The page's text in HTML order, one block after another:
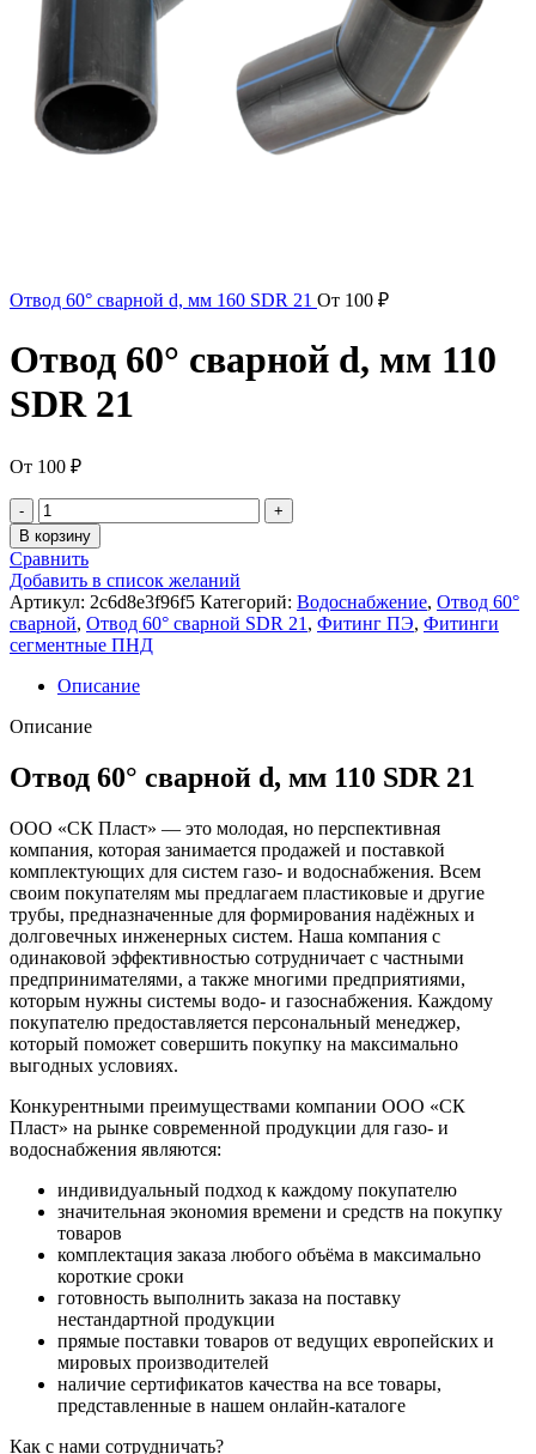
Отвод 60° сварной d, мм 160 SDR 21 От 100 ₽
Отвод 60° сварной d, мм 110
SDR 21
От 100 ₽
Количество
товара
Отвод
60°
сварной
d,
мм
110
SDR
В корзину
Сравнить
Добавить в список желаний
Артикул: 2c6d8e3f96f5 Категорий: Водоснабжение, Отвод 60°
сварной, Отвод 60° сварной SDR 21 , Фитинг ПЭ, Фитинги
сегментные ПНД
Описание
Описание
Отвод 60° сварной d, мм 110 SDR 21
ООО «СК Пласт» — это молодая, но перспективная
компания, которая занимается продажей и поставкой
комплектующих для систем газо- и водоснабжения. Всем
своим покупателям мы предлагаем пластиковые и другие
трубы, предназначенные для формирования надёжных и
долговечных инженерных систем. Наша компания с
одинаковой эффективностью сотрудничает с частными
предпринимателями, а также многими предприятиями,
которым нужны системы водо- и газоснабжения. Каждому
покупателю предоставляется персональный менеджер,
который поможет совершить покупку на максимально
выгодных условиях.
Конкурентными преимуществами компании ООО «СК
Пласт» на рынке современной продукции для газо- и
водоснабжения являются:
индивидуальный подход к каждому покупателю
значительная экономия времени и средств на покупку
товаров
комплектация заказа любого объёма в максимально
короткие сроки
готовность выполнить заказа на поставку
нестандартной продукции
прямые поставки товаров от ведущих европейских и
мировых производителей
наличие сертификатов качества на все товары,
представленные в нашем онлайн-каталоге
Как с нами сотрудничать?